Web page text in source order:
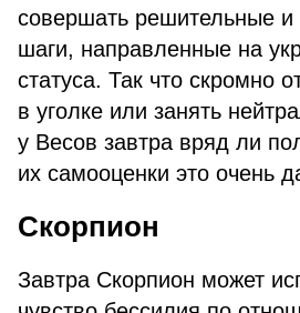
совершать решительные и
шаги, направленные на
статуса. Так что скромно
в уголке или занять
у Весов завтра вряд ли
их самооценки это очень
Скорпион
Завтра Скорпион может